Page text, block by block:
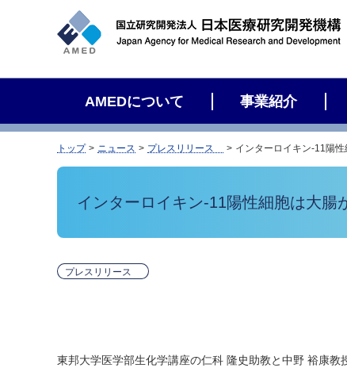
AMEDについて 事業紹介
トップ ニュース プレスリリース インターロイキン-11陽
インターロイキン-11陽性細胞は大腸
プレスリリース
東邦大学医学部生化学講座の仁科 隆史助教と中野 裕康